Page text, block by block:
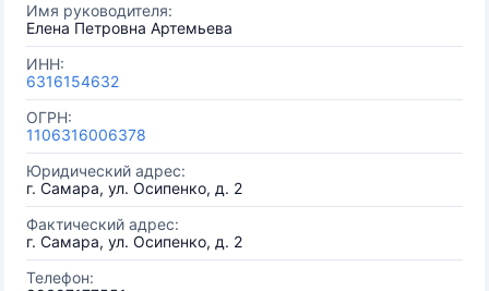
Имя руководителя:
Елена Петровна Артемьева
ИНН:
6316154632
ОГРН:
1106316006378
Юридический адрес:
г. Самара, ул. Осипенко, д. 2
Фактический адрес:
г. Самара, ул. Осипенко, д. 2
Телефон: